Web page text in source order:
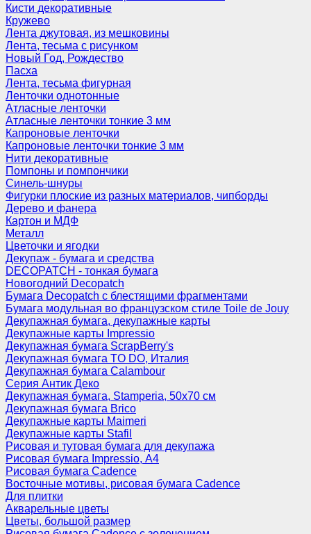
Кисти декоративные
Кружево
Лента джутовая, из мешковины
Лента, тесьма с рисунком
Новый Год, Рождество
Пасха
Лента, тесьма фигурная
Ленточки однотонные
Атласные ленточки
Атласные ленточки тонкие 3 мм
Капроновые ленточки
Капроновые ленточки тонкие 3 мм
Нити декоративные
Помпоны и помпончики
Синель-шнуры
Фигурки плоские из разных материалов, чипборды
Дерево и фанера
Картон и МДФ
Металл
Цветочки и ягодки
Декупаж - бумага и средства
DECOPATCH - тонкая бумага
Новогодний Decopatch
Бумага Decopatch с блестящими фрагментами
Бумага модульная во французском стиле Toile de Jouy
Декупажная бумага, декупажные карты
Декупажные карты Impressio
Декупажная бумага ScrapBerry's
Декупажная бумага TO DO, Италия
Декупажная бумага Calambour
Серия Антик Деко
Декупажная бумага, Stamperia, 50х70 см
Декупажная бумага Brico
Декупажные карты Maimeri
Декупажные карты Stafil
Рисовая и тутовая бумага для декупажа
Рисовая бумага Impressio, А4
Рисовая бумага Cadence
Восточные мотивы, рисовая бумага Cadence
Для плитки
Акварельные цветы
Цветы, большой размер